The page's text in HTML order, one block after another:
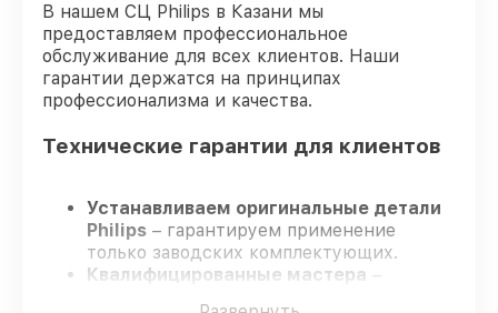
В нашем СЦ Philips в Казани мы
предоставляем профессиональное
обслуживание для всех клиентов. Наши
гарантии держатся на принципах
профессионализма и качества.
Технические гарантии для клиентов
Устанавливаем оригинальные детали
Philips – гарантируем применение
только заводских комплектующих.
Квалифицированные мастера –